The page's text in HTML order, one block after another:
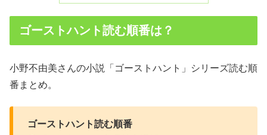
ゴーストハント読む順番は？
小野不由美さんの小説「ゴーストハント」シリーズ読む順
番まとめ。
ゴーストハント読む順番